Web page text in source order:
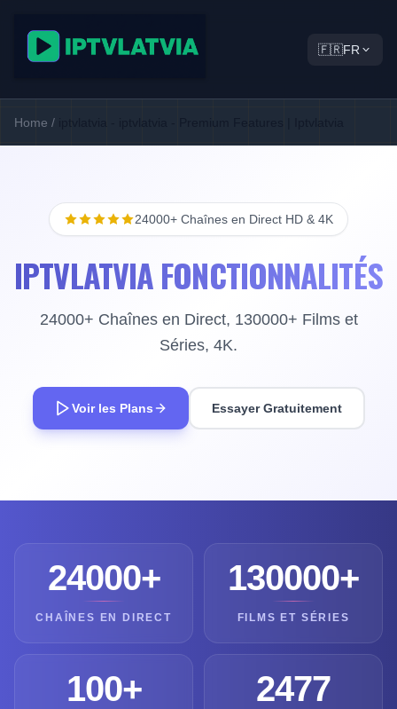
🇫🇷FR
Home / iptvlatvia - iptvlatvia - Premium Features | Iptvlatvia
24000+ Chaînes en Direct HD & 4K
IPTVLATVIA FONCTIONNALITÉS
24000+ Chaînes en Direct, 130000+ Films et
Séries, 4K.
Voir les Plans Essayer Gratuitement
24000+
CHAÎNES EN DIRECT
130000+
FILMS ET SÉRIES
100+ 2477